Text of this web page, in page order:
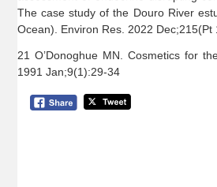
The case study of the Douro River
Ocean). Environ Res. 2022 Dec;215(Pt
21 O’Donoghue MN. Cosmetics for
1991 Jan;9(1):29-34